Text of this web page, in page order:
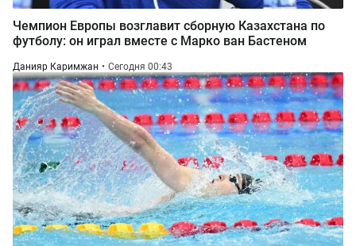
Чемпион Европы возглавит сборную Казахстана по
футболу: он играл вместе с Марко ван Бастеном
Данияр Каримжан Сегодня 00:43